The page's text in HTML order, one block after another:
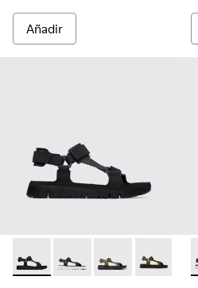
Añadir
Oruga - K100416-005 - Sandalia
Oruga - K100416-023
Oruga - K100416-
Oruga -